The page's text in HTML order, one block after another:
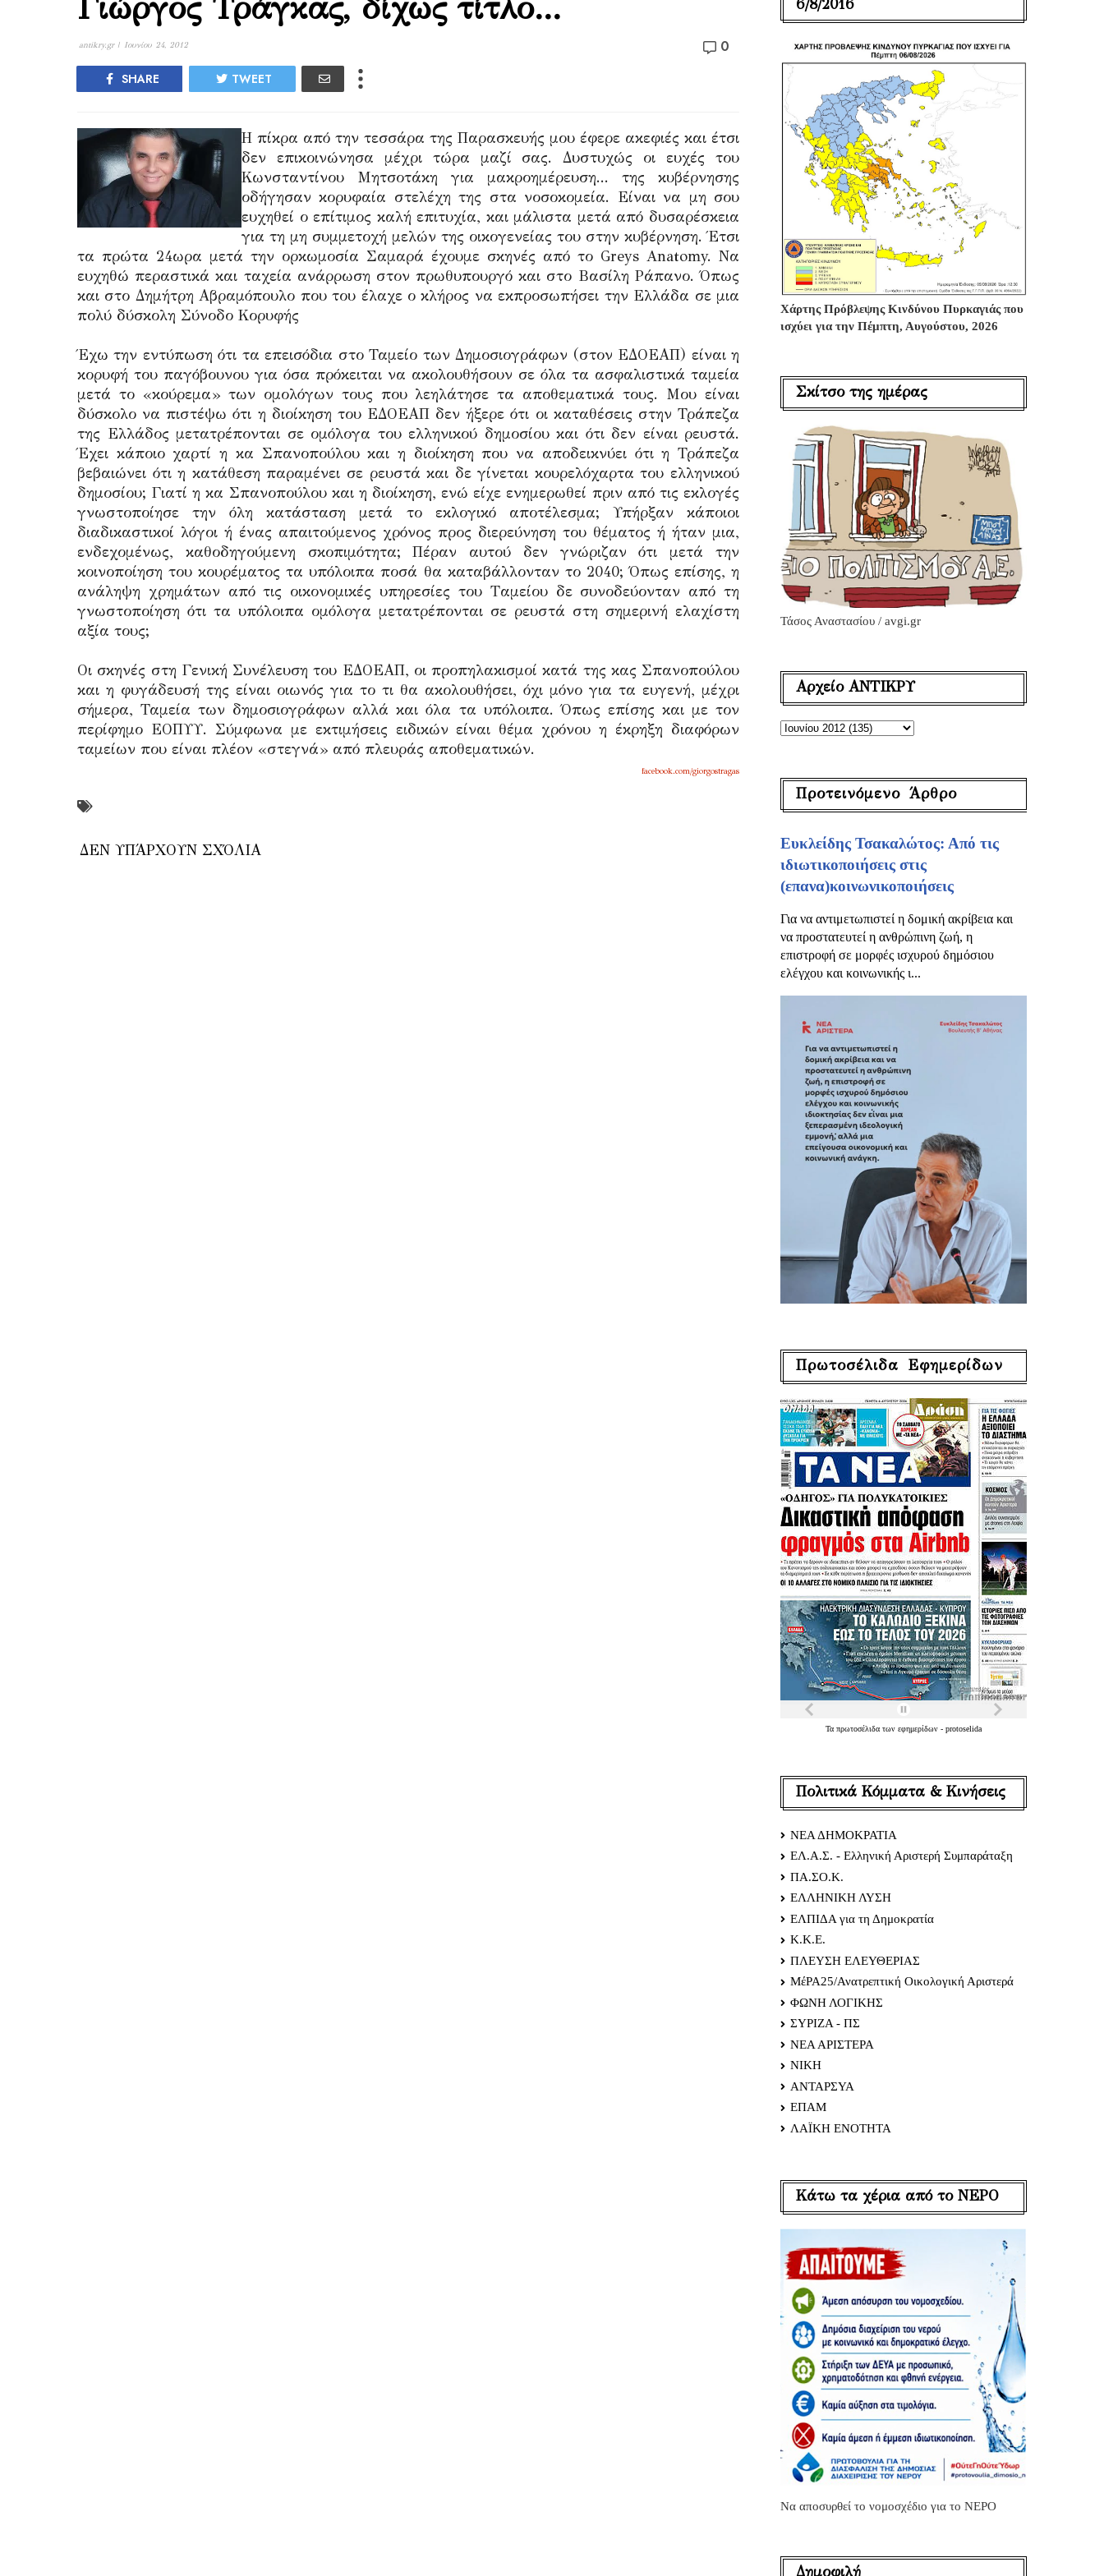
antikry.gr | Ιουνίου 24, 2012 0
SHARE TWEET
Η πίκρα από την τεσσάρα της Παρασκευής μου έφερε ακεφιές και έτσι
δεν επικοινώνησα μέχρι τώρα μαζί σας. Δυστυχώς οι ευχές του
Κωνσταντίνου Μητσοτάκη για μακροημέρευση... της κυβέρνησης
οδήγησαν κορυφαία στελέχη της στα νοσοκομεία. Είναι να μη σου
ευχηθεί ο επίτιμος καλή επιτυχία, και μάλιστα μετά από δυσαρέσκεια
για τη μη συμμετοχή μελών της οικογενείας του στην κυβέρνηση. Έτσι
τα πρώτα 24ωρα μετά την ορκωμοσία Σαμαρά έχουμε σκηνές από το Greys Anatomy. Να
ευχηθώ περαστικά και ταχεία ανάρρωση στον πρωθυπουργό και στο Βασίλη Ράπανο. Όπως
και στο Δημήτρη Αβραμόπουλο που του έλαχε ο κλήρος να εκπροσωπήσει την Ελλάδα σε μια
πολύ δύσκολη Σύνοδο Κορυφής
Έχω την εντύπωση ότι τα επεισόδια στο Ταμείο των Δημοσιογράφων (στον ΕΔΟΕΑΠ) είναι η
κορυφή του παγόβουνου για όσα πρόκειται να ακολουθήσουν σε όλα τα ασφαλιστικά ταμεία
μετά το «κούρεμα» των ομολόγων τους που λεηλάτησε τα αποθεματικά τους. Μου είναι
δύσκολο να πιστέψω ότι η διοίκηση του ΕΔΟΕΑΠ δεν ήξερε ότι οι καταθέσεις στην Τράπεζα
της Ελλάδος μετατρέπονται σε ομόλογα του ελληνικού δημοσίου και ότι δεν είναι ρευστά.
Έχει κάποιο χαρτί η κα Σπανοπούλου και η διοίκηση που να αποδεικνύει ότι η Τράπεζα
βεβαιώνει ότι η κατάθεση παραμένει σε ρευστά και δε γίνεται κουρελόχαρτα του ελληνικού
δημοσίου; Γιατί η κα Σπανοπούλου και η διοίκηση, ενώ είχε ενημερωθεί πριν από τις εκλογές
γνωστοποίησε την όλη κατάσταση μετά το εκλογικό αποτέλεσμα; Υπήρξαν κάποιοι
διαδικαστικοί λόγοι ή ένας απαιτούμενος χρόνος προς διερεύνηση του θέματος ή ήταν μια,
ενδεχομένως, καθοδηγούμενη σκοπιμότητα; Πέραν αυτού δεν γνώριζαν ότι μετά την
κοινοποίηση του κουρέματος τα υπόλοιπα ποσά θα καταβάλλονταν το 2040; Όπως επίσης, η
ανάληψη χρημάτων από τις οικονομικές υπηρεσίες του Tαμείου δε συνοδεύονταν από τη
γνωστοποίηση ότι τα υπόλοιπα ομόλογα μετατρέπονται σε ρευστά στη σημερινή ελαχίστη
αξία τους;
Οι σκηνές στη Γενική Συνέλευση του ΕΔΟΕΑΠ, οι προπηλακισμοί κατά της κας Σπανοπούλου
και η φυγάδευσή της είναι οιωνός για το τι θα ακολουθήσει, όχι μόνο για τα ευγενή, μέχρι
σήμερα, Ταμεία των δημοσιογράφων αλλά και όλα τα υπόλοιπα. Όπως επίσης και με τον
περίφημο ΕΟΠΥΥ. Σύμφωνα με εκτιμήσεις ειδικών είναι θέμα χρόνου η έκρηξη διαφόρων
ταμείων που είναι πλέον «στεγνά» από πλευράς αποθεματικών.
facebook.com/giorgostragas
ΔΕΝ ΥΠΆΡΧΟΥΝ ΣΧΌΛΙΑ
6/8/2016
Χάρτης Πρόβλεψης Κινδύνου Πυρκαγιάς που
ισχύει για την Πέμπτη, Αυγούστου, 2026
Σκίτσο της ημέρας
Τάσος Αναστασίου / avgi.gr
Αρχείο ΑΝΤΙΚΡΥ
Προτεινόμενο Άρθρο
Ευκλείδης Τσακαλώτος: Από τις
ιδιωτικοποιήσεις στις
(επανα)κοινωνικοποιήσεις
Για να αντιμετωπιστεί η δομική ακρίβεια και
να προστατευτεί η ανθρώπινη ζωή, η
επιστροφή σε μορφές ισχυρού δημόσιου
ελέγχου και κοινωνικής ι...
Πρωτοσέλιδα Εφημερίδων
Τα πρωτοσέλιδα των εφημερίδων - protoselida
Πολιτικά Κόμματα & Κινήσεις
ΝΕΑ ΔΗΜΟΚΡΑΤΙΑ
ΕΛ.Α.Σ. - Ελληνική Αριστερή Συμπαράταξη
ΠΑ.ΣΟ.Κ.
ΕΛΛΗΝΙΚΗ ΛΥΣΗ
ΕΛΠΙΔΑ για τη Δημοκρατία
Κ.Κ.Ε.
ΠΛΕΥΣΗ ΕΛΕΥΘΕΡΙΑΣ
ΜέΡΑ25/Ανατρεπτική Οικολογική Αριστερά
ΦΩΝΗ ΛΟΓΙΚΗΣ
ΣΥΡΙΖΑ - ΠΣ
ΝΕΑ ΑΡΙΣΤΕΡΑ
ΝΙΚΗ
ΑΝΤΑΡΣΥΑ
ΕΠΑΜ
ΛΑΪΚΗ ΕΝΟΤΗΤΑ
Κάτω τα χέρια από το ΝΕΡΟ
Να αποσυρθεί το νομοσχέδιο για το ΝΕΡΟ
Δημοφιλή